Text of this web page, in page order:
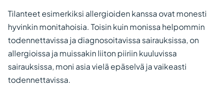
Tilanteet esimerkiksi allergioiden kanssa ovat monesti
hyvinkin monitahoisia. Toisin kuin monissa helpommin
todennettavissa ja diagnosoitavissa sairauksissa, on
allergioissa ja muissakin liiton piiriin kuuluvissa
sairauksissa, moni asia vielä epäselvä ja vaikeasti
todennettavissa.